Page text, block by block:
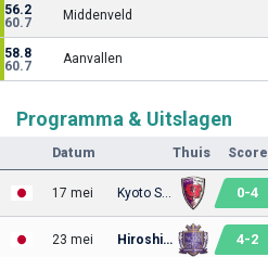
56.2
60.7
Middenveld
58.8
60.7
Aanvallen
Programma & Uitslagen
Datum Thuis Score
17 mei Kyoto Sanga 0-4
23 mei Hiroshima 4-2